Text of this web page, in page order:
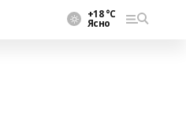
+18 °С
Ясно